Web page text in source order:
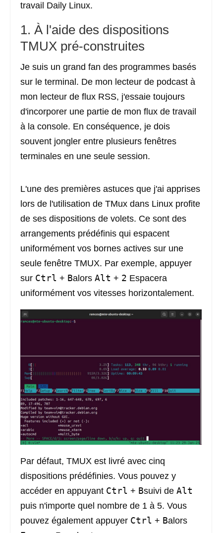
travail Daily Linux.
1. À l'aide des dispositions
TMUX pré-construites
Je suis un grand fan des programmes basés
sur le terminal. De mon lecteur de podcast à
mon lecteur de flux RSS, j'essaie toujours
d'incorporer une partie de mon flux de travail
à la console. En conséquence, je dois
souvent jongler entre plusieurs fenêtres
terminales en une seule session.
L'une des premières astuces que j'ai apprises
lors de l'utilisation de TMux dans Linux profite
de ses dispositions de volets. Ce sont des
arrangements prédéfinis qui espacent
uniformément vos bornes actives sur une
seule fenêtre TMUX. Par exemple, appuyer
sur Ctrl + Balors Alt + 2 Espacera
uniformément vos vitesses horizontalement.
Par défaut, TMUX est livré avec cinq
dispositions prédéfinies. Vous pouvez y
accéder en appuyant Ctrl + Bsuivi de Alt
puis n'importe quel nombre de 1 à 5. Vous
pouvez également appuyer Ctrl + Balors